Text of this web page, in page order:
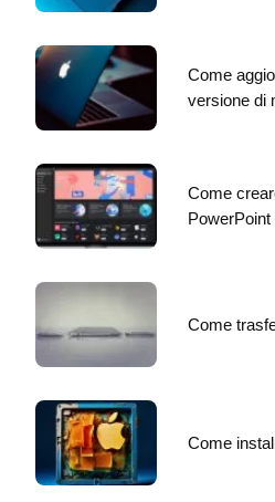
Come
versione di
Come
Come
Come